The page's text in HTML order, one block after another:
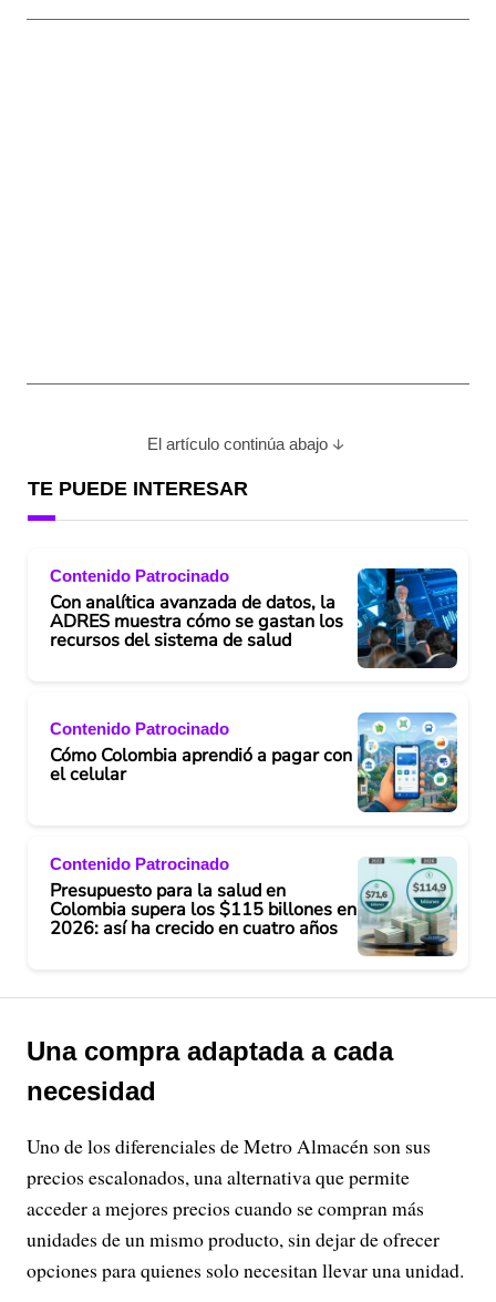
El artículo continúa abajo
TE PUEDE INTERESAR
Contenido Patrocinado
Con analítica avanzada de datos, la
ADRES muestra cómo se gastan los
recursos del sistema de salud
Contenido Patrocinado
Cómo Colombia aprendió a pagar con
el celular
Contenido Patrocinado
Presupuesto para la salud en
Colombia supera los $115 billones en
2026: así ha crecido en cuatro años
Una compra adaptada a cada
necesidad
Uno de los diferenciales de Metro Almacén son sus
precios escalonados, una alternativa que permite
acceder a mejores precios cuando se compran más
unidades de un mismo producto, sin dejar de ofrecer
opciones para quienes solo necesitan llevar una unidad.